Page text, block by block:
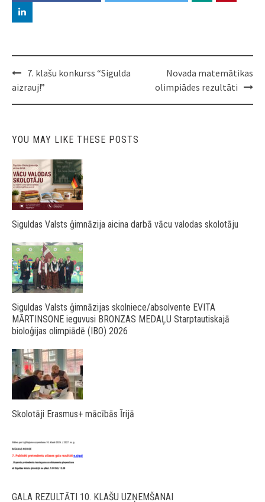
Post
navigation
7. klašu konkurss “Sigulda
aizrauj!”
Novada matemātikas
olimpiādes rezultāti
YOU MAY LIKE THESE POSTS
Siguldas Valsts ģimnāzija aicina darbā vācu valodas skolotāju
Siguldas Valsts ģimnāzijas skolniece/absolvente EVITA
MĀRTINSONE ieguvusi BRONZAS MEDAĻU Starptautiskajā
bioloģijas olimpiādē (IBO) 2026
Skolotāji Erasmus+ mācībās Īrijā
GALA REZULTĀTI 10. KLAŠU UZŅEMŠANAI